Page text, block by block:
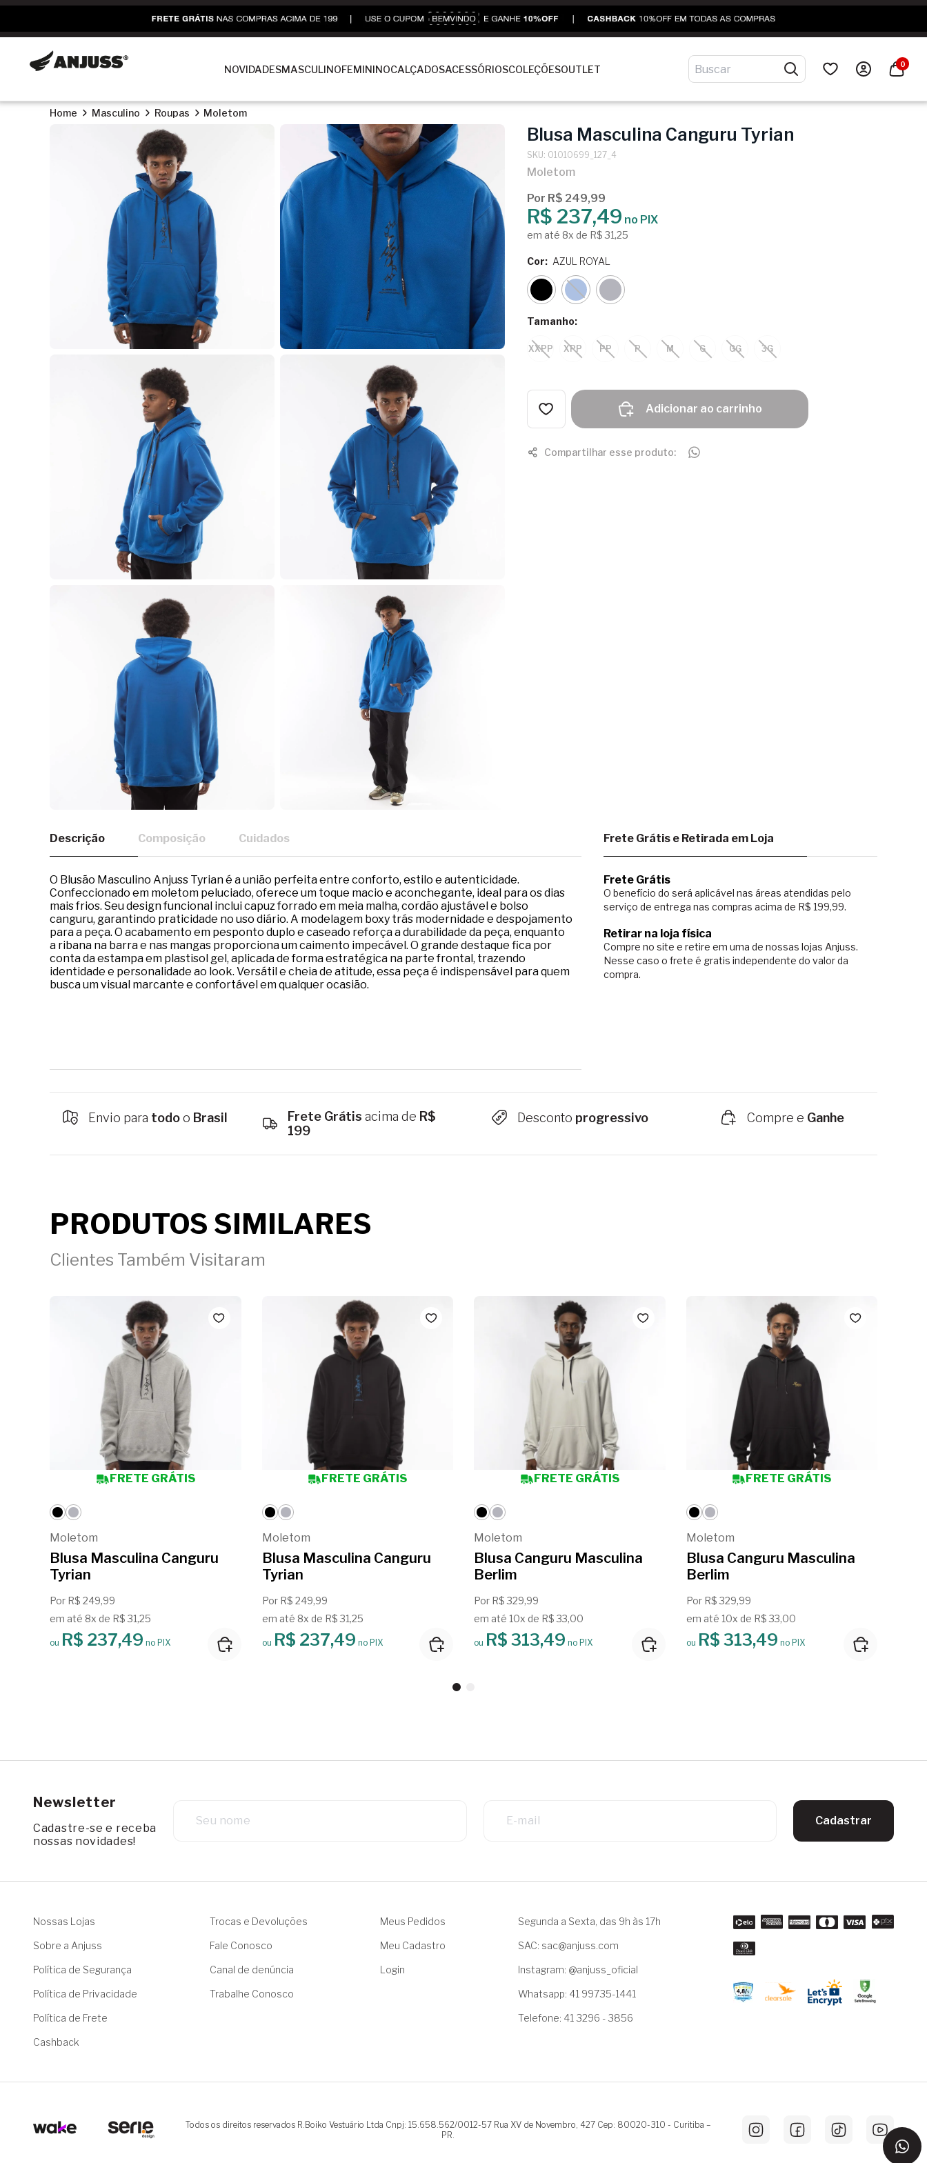
NOVIDADESMASCULINOFEMININOCALÇADOSACESSÓRIOSCOLEÇÕESOUTLET 0
Home Masculino Roupas Moletom
Blusa Masculina Canguru Tyrian
SKU: 01010699_127_4
Moletom
Por R$ 249,99
R$ 237,49 no PIX
em até 8x de R$ 31,25
Tamanho:
XXPP XPP PP P M G GG 3G
Cor: AZUL ROYAL
Adicionar ao carrinho
Compartilhar esse produto:
Descrição Composição Cuidados
O Blusão Masculino Anjuss Tyrian é a união perfeita entre conforto, estilo e autenticidade.
Confeccionado em moletom peluciado, oferece um toque macio e aconchegante, ideal para os dias
mais frios. Seu design funcional inclui capuz forrado em meia malha, cordão ajustável e bolso
canguru, garantindo praticidade no uso diário. A modelagem boxy trás modernidade e despojamento
para a peça. O acabamento em pesponto duplo e caseado reforça a durabilidade da peça, enquanto
a ribana na barra e nas mangas proporciona um caimento impecável. O grande destaque fica por
conta da estampa em plastisol gel, aplicada de forma estratégica na parte frontal, trazendo
identidade e personalidade ao look. Versátil e cheia de atitude, essa peça é indispensável para quem
busca um visual marcante e confortável em qualquer ocasião.
Frete Grátis e Retirada em Loja
Frete Grátis
O benefício do será aplicável nas áreas atendidas pelo
serviço de entrega nas compras acima de R$ 199,99.
Retirar na loja física
Compre no site e retire em uma de nossas lojas Anjuss.
Nesse caso o frete é gratis independente do valor da
compra.
Envio para todoo Brasil Frete Grátis acima de R$
199
Desconto progressivo Compre e Ganhe
PRODUTOS SIMILARES
Clientes Também Visitaram
FRETE GRÁTIS
Moletom
Blusa Masculina Canguru
Tyrian
Por R$ 249,99
em até 8x de R$ 31,25
ou R$ 237,49 no PIX
FRETE GRÁTIS
Moletom
Blusa Masculina Canguru
Tyrian
Por R$ 249,99
em até 8x de R$ 31,25
ou R$ 237,49 no PIX
FRETE GRÁTIS
Moletom
Blusa Canguru Masculina
Berlim
Por R$ 329,99
em até 10x de R$ 33,00
ou R$ 313,49 no PIX
FRETE GRÁTIS
Moletom
Blusa Canguru Masculina
Berlim
Por R$ 329,99
em até 10x de R$ 33,00
ou R$ 313,49 no PIX
Newsletter
Cadastre-se e receba
nossas novidades!
Cadastrar
Nossas Lojas
Sobre a Anjuss
Política de Segurança
Política de Privacidade
Política de Frete
Cashback
Trocas e Devoluções
Fale Conosco
Canal de denúncia
Trabalhe Conosco
Meus Pedidos
Meu Cadastro
Login
Segunda a Sexta, das 9h às 17h
SAC: sac@anjuss.com
Instagram: @anjuss_oficial
Whatsapp: 41 99735-1441
Telefone: 41 3296 - 3856
Todos os direitos reservados R.Boiko Vestuário Ltda Cnpj: 15.658.562/0012-57 Rua XV de Novembro, 427 Cep: 80020-310 - Curitiba –
PR.